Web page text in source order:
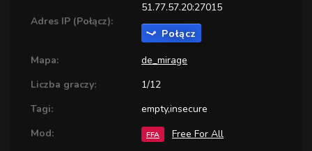
Adres IP (Połącz):
51.77.57.20:27015
Połącz
Mapa:
de_mirage
Liczba graczy:
1/12
Tagi:
empty,insecure
Mod:
FFA
Free For All